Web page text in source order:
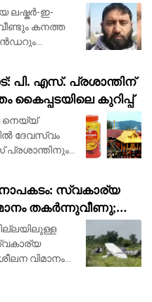
ലഷ്കർ-ഇ-
കനത്ത
പി. എസ്. പ്രശാന്തിന്
കൈപ്പടയിലെ കുറിപ്പ്
നെയ്യ്
ദേവസ്വം
സ്വകാര്യ
തകർന്നുവീണു;
വിമാനം
(Carver